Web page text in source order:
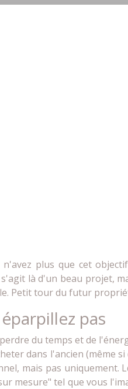
n'avez plus que cet
là d'un beau projet,
Petit tour du futur
pas
du temps et de
dans l'ancien (même
mais pas uniquement.
mesure" tel que vous